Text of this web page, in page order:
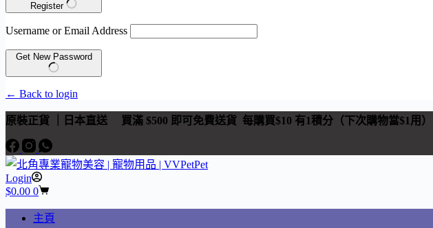
Register
Username or Email Address
Get New Password
← Back to login
原裝正貨 ｜日本直送 買滿 $500 即可免費送貨 每購買$10 有1積分（下次購物當$1用）
Login
$0.00 0
主頁